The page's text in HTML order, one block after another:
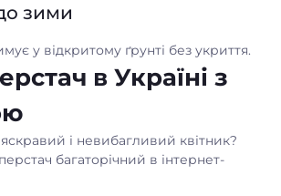
зими
у відкритому ґрунті без укриття.
в Україні з
і невибагливий квітник?
багаторічний в інтернет-